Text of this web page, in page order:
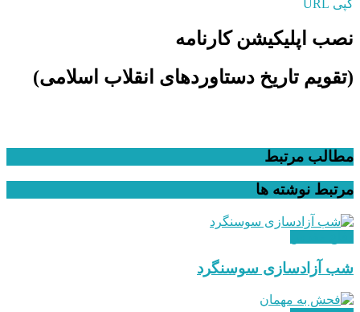
کپی URL
نصب اپلیکیشن کارنامه
(تقویم تاریخ دستاوردهای انقلاب اسلامی​)
مطالب مرتبط
مرتبط نوشته ها
شب آزادسازی سوسنگرد